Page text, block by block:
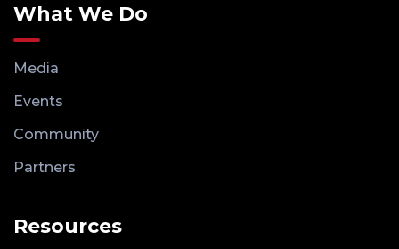
What We Do
Media
Events
Community
Partners
Resources